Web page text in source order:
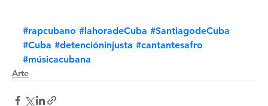
#rapcubano #lahoradeCuba #SantiagodeCuba
#Cuba #detencióninjusta #cantantesafro
#músicacubana
Arte